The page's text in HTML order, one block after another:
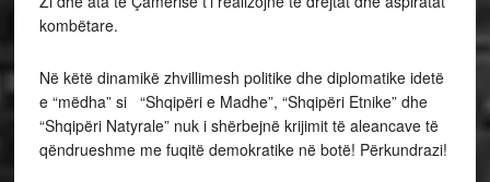
kombëtare.
Në këtë dinamikë zhvillimesh politike dhe diplomatike idetë
e “mëdha” si “Shqipëri e Madhe”, “Shqipëri Etnike” dhe
“Shqipëri Natyrale” nuk i shërbejnë krijimit të aleancave të
qëndrueshme me fuqitë demokratike në botë! Përkundrazi!